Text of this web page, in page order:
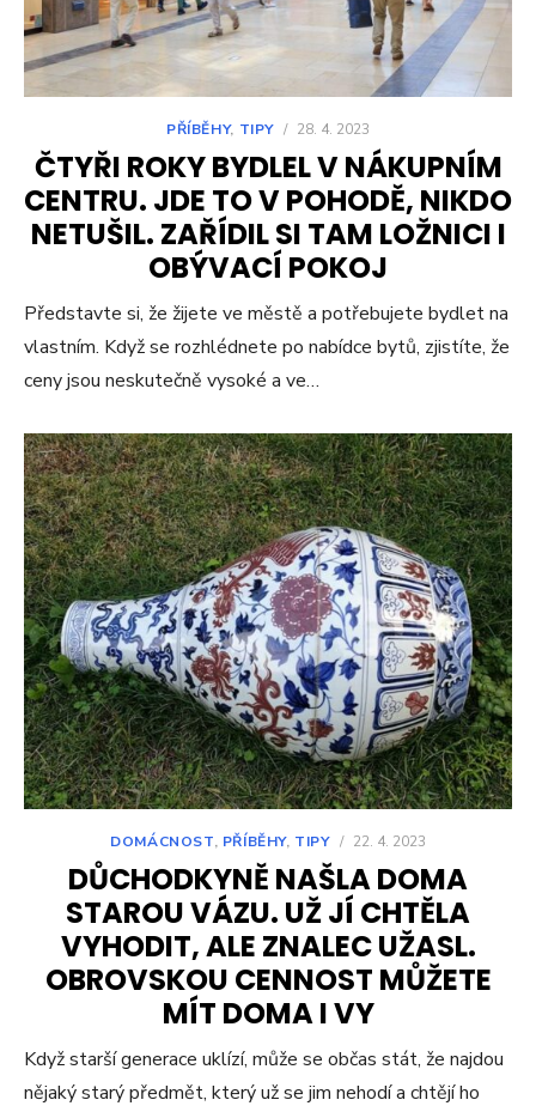
PŘÍBĚHY, TIPY / 28. 4. 2023
ČTYŘI ROKY BYDLEL V NÁKUPNÍM
CENTRU. JDE TO V POHODĚ, NIKDO
NETUŠIL. ZAŘÍDIL SI TAM LOŽNICI I
OBÝVACÍ POKOJ
Představte si, že žijete ve městě a potřebujete bydlet na
vlastním. Když se rozhlédnete po nabídce bytů, zjistíte, že
ceny jsou neskutečně vysoké a ve…
DOMÁCNOST, PŘÍBĚHY, TIPY / 22. 4. 2023
DŮCHODKYNĚ NAŠLA DOMA
STAROU VÁZU. UŽ JÍ CHTĚLA
VYHODIT, ALE ZNALEC UŽASL.
OBROVSKOU CENNOST MŮŽETE
MÍT DOMA I VY
Když starší generace uklízí, může se občas stát, že najdou
nějaký starý předmět, který už se jim nehodí a chtějí ho